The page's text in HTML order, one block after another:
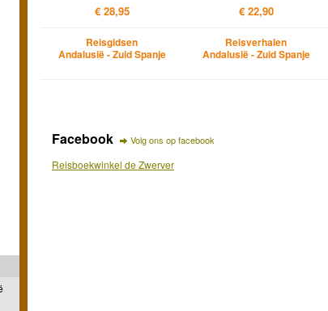
€ 28,95
Reisgidsen
Andalusië - Zuid Spanje
€ 22,90
Reisverhalen
Andalusië - Zuid Spanje
Facebook Volg ons op facebook
Reisboekwinkel de Zwerver